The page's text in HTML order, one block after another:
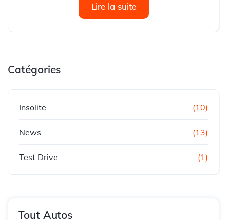
Lire la suite
Catégories
Insolite (10)
News (13)
Test Drive (1)
Tout Autos